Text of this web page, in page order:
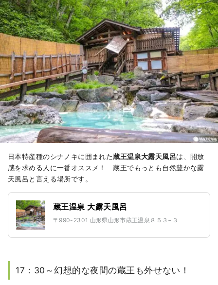
日本特産種のシナノキに囲まれた蔵王温泉大露天風呂は、開放
感を求める人に一番オススメ！ 蔵王でもっとも自然豊かな露
天風呂と言える場所です。
蔵王温泉 大露天風呂
〒990-2301 山形県山形市蔵王温泉８５３−３
17：30～幻想的な夜間の蔵王も外せない！